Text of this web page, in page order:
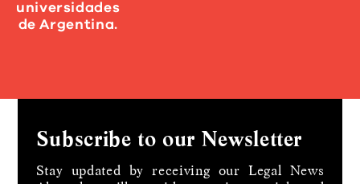
universidades
de Argentina.
Subscribe to our Newsletter
Stay updated by receiving our Legal News